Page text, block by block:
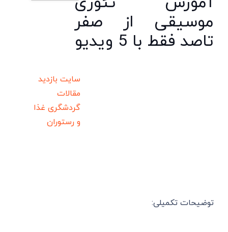
موسیقی از صفر
تاصد فقط با 5 ویدیو
توضیحات تکمیلی:
سایت بازدید
مقالات
گردشگری غذا
و رستوران